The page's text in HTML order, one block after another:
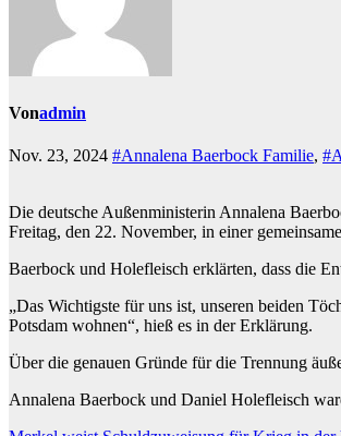
Vonadmin
Nov. 23, 2024 #Annalena Baerbock Familie,
Die deutsche Außenministerin Annalena
Freitag, den 22. November, in einer
Baerbock und Holefleisch erklärten, dass die
„Das Wichtigste für uns ist, unseren beiden
Potsdam wohnen“, hieß es in der Erklärung.
Über die genauen Gründe für die Trennung
Annalena Baerbock und Daniel Holefleisch